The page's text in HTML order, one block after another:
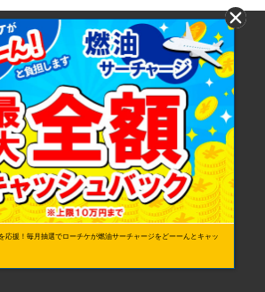
式会社ローソンエンタテインメント
用規約
ーソンWEB会員規約
人情報の取り扱いについて
人情報保護方針
応援！毎月抽選でローチケが燃油サーチャージをどーーんとキャッ